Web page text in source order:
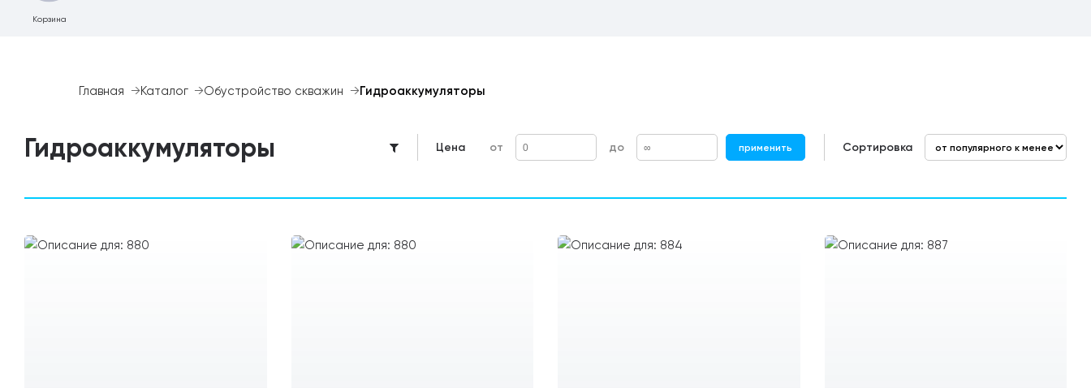
Корзина
Главная Каталог Обустройство скважин Гидроаккумуляторы
Гидроаккумуляторы Цена от до применить Сортировка